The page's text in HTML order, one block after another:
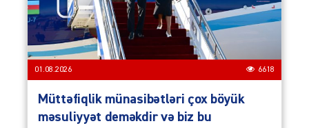
01.08.2026 6618
Müttəfiqlik münasibətləri çox böyük
məsuliyyət deməkdir və biz bu